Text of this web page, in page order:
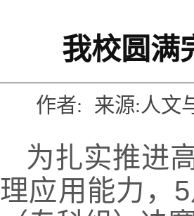
我校圆满
作者: 来源:人文
为扎实推进
理应用能力，